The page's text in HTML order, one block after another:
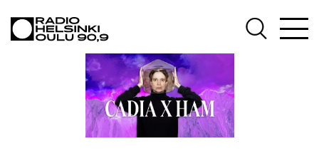
AJANKOHTAISTA
OHJELMAT
TEKIJÄT
ON-DEMAND